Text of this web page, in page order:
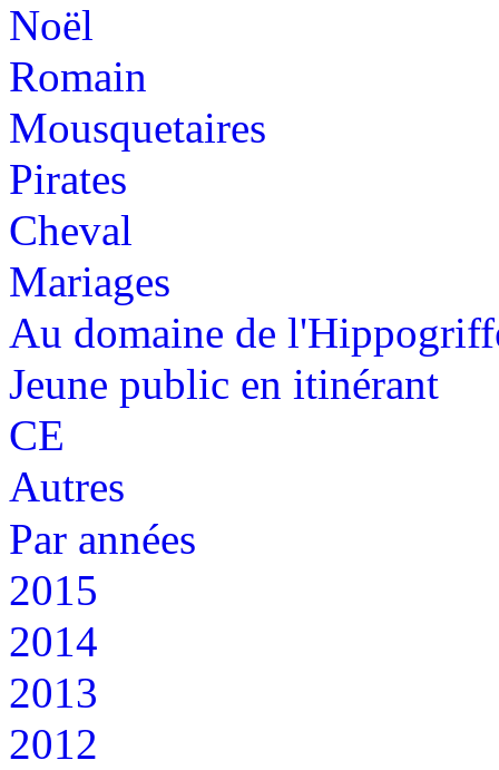
Noël
Romain
Mousquetaires
Pirates
Cheval
Mariages
Au domaine de
Jeune public en itinérant
CE
Autres
Par années
2015
2014
2013
2012